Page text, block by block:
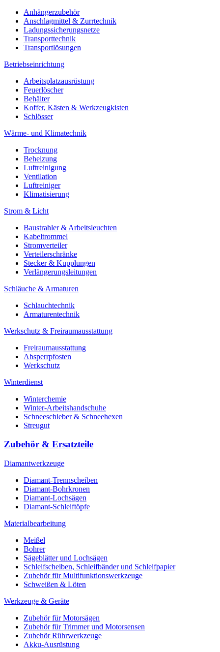
Anhängerzubehör
Anschlagmittel & Zurrtechnik
Ladungssicherungsnetze
Transporttechnik
Transportlösungen
Betriebseinrichtung
Arbeitsplatzausrüstung
Feuerlöscher
Behälter
Koffer, Kästen & Werkzeugkisten
Schlösser
Wärme- und Klimatechnik
Trocknung
Beheizung
Luftreinigung
Ventilation
Luftreiniger
Klimatisierung
Strom & Licht
Baustrahler & Arbeitsleuchten
Kabeltrommel
Stromverteiler
Verteilerschränke
Stecker & Kupplungen
Verlängerungs­leitungen
Schläuche & Armaturen
Schlauchtechnik
Armaturentechnik
Werkschutz & Freiraumausstattung
Freiraumausstattung
Absperrpfosten
Werkschutz
Winterdienst
Winterchemie
Winter-Arbeitshandschuhe
Schneeschieber & Schneehexen
Streugut
Zubehör & Ersatzteile
Diamantwerkzeuge
Diamant-Trennscheiben
Diamant-Bohrkronen
Diamant-Lochsägen
Diamant-Schleiftöpfe
Materialbearbeitung
Meißel
Bohrer
Sägeblätter und Lochsägen
Schleifscheiben, Schleifbänder und Schleifpapier
Zubehör für Multifunktionswerkzeuge
Schweißen & Löten
Werkzeuge & Geräte
Zubehör für Motorsägen
Zubehör für Trimmer und Motorsensen
Zubehör Rührwerkzeuge
Akku-Ausrüstung